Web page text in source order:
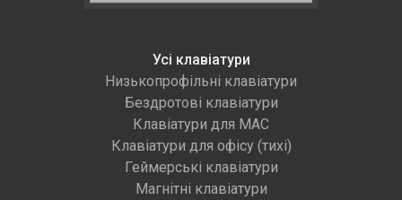
Усі клавіатури
Низькопрофільні клавіатури
Бездротові клавіатури
Клавіатури для MAC
Клавіатури для офісу (тихі)
Геймерські клавіатури
Магнітні клавіатури